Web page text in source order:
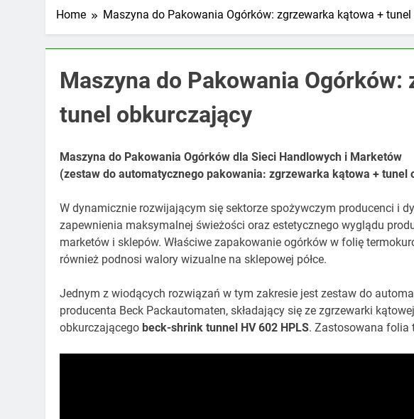
Home Maszyna do Pakowania Ogórków: zgrzewarka kątowa +
Maszyna do Pakowania Ogórków:
tunel obkurczający
Maszyna do Pakowania Ogórków dla Sieci Handlowych i Marketów
(zestaw do automatycznego pakowania: zgrzewarka kątowa + tunel
W dynamicznie rozwijającym się sektorze spożywczym producenci i
zapewnienia maksymalnej świeżości oraz estetycznego wyglądu
marketów i sklepów. Właściwe zapakowanie ogórków w folię
również podnosi walory wizualne na sklepowej półce.
Jednym z wiodących rozwiązań w tym zakresie jest zestaw do
producenta Beck Packautomaten, składający się ze zgrzewarki kątowej
obkurczającego beck-shrink tunnel HV 602 HPLS. Zastosowana folia